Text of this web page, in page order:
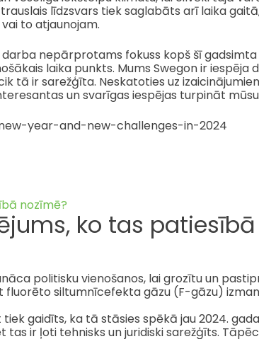
līdzsvars tiek saglabāts arī laika
to atjaunojam.
nepārprotams fokuss kopš šī
laika punkts. Mums Swegon ir iespēja
tā ir sarežģīta. Neskatoties uz
un svarīgas iespējas turpināt
year-and-new-challenges-in-2024
ko tas
politisku vienošanos, lai grozītu un
fluorēto siltumnīcefekta gāzu (F-gāzu)
gaidīts, ka tā stāsies spēkā jau 2024.
ir ļoti tehnisks un juridiski sarežģīts.